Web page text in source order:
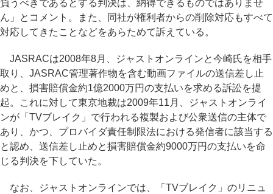
負うべきであるとする判決は、納得できるものではありませ
ん」とコメント。また、同社が権利者からの削除対応もすべて
対応してきたことなどをあらためて訴えている。
JASRACは2008年8月、ジャストオンラインと今崎氏を相手
取り、JASRAC管理著作物を含む動画ファイルの送信差し止
めと、損害賠償金約1億2000万円の支払いを求める訴訟を提
起。これに対して東京地裁は2009年11月、ジャストオンライ
ンが「TVブレイク」で行われる複製および公衆送信の主体で
あり、かつ、プロバイダ責任制限法における発信者に該当する
と認め、送信差し止めと損害賠償金約9000万円の支払いを命
じる判決を下していた。
なお、ジャストオンラインでは、「TVブレイク」のリニュ